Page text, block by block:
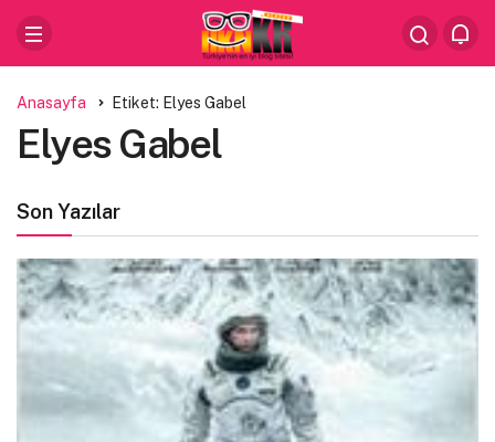
Anasayfa Etiket: Elyes Gabel
Elyes Gabel
Son Yazılar